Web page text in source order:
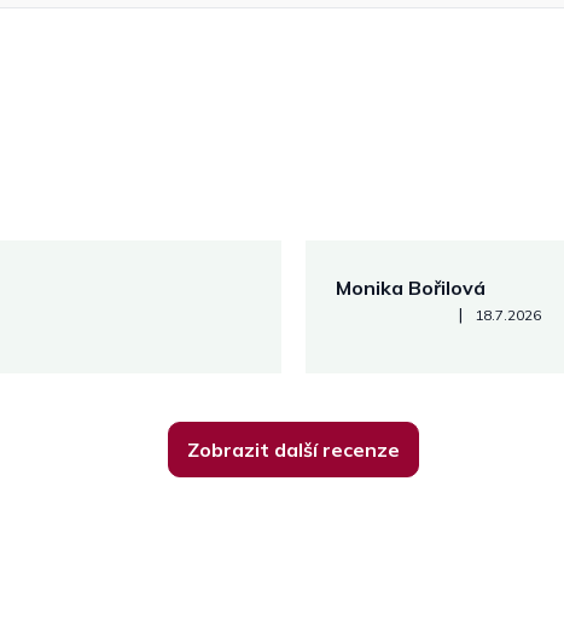
Monika Bořilová
Hodnocení obchodu je 5 z
| 18.7.2026
Zobrazit další recenze